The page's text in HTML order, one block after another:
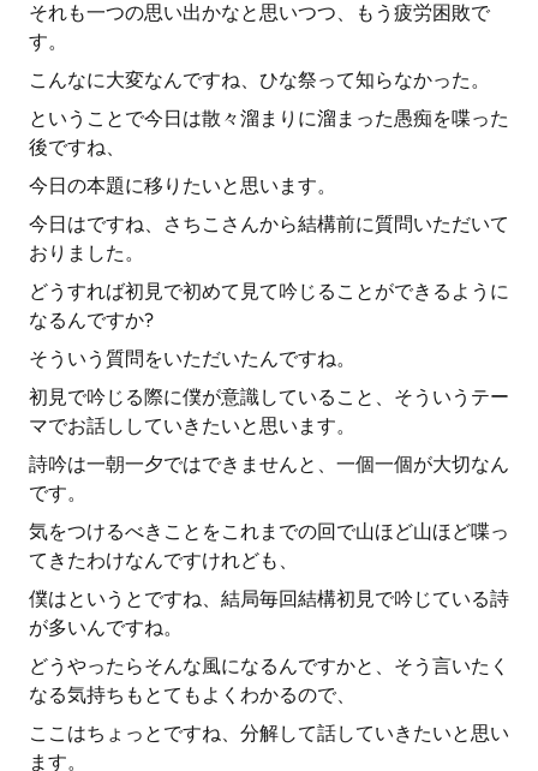
それも一つの思い出かなと思いつつ、もう疲労困敗で
す。
こんなに大変なんですね、ひな祭って知らなかった。
ということで今日は散々溜まりに溜まった愚痴を喋った
後ですね、
今日の本題に移りたいと思います。
今日はですね、さちこさんから結構前に質問いただいて
おりました。
どうすれば初見で初めて見て吟じることができるように
なるんですか?
そういう質問をいただいたんですね。
初見で吟じる際に僕が意識していること、そういうテー
マでお話ししていきたいと思います。
詩吟は一朝一夕ではできませんと、一個一個が大切なん
です。
気をつけるべきことをこれまでの回で山ほど山ほど喋っ
てきたわけなんですけれども、
僕はというとですね、結局毎回結構初見で吟じている詩
が多いんですね。
どうやったらそんな風になるんですかと、そう言いたく
なる気持ちもとてもよくわかるので、
ここはちょっとですね、分解して話していきたいと思い
ます。